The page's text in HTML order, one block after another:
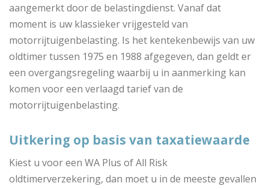
aangemerkt door de belastingdienst. Vanaf dat
moment is uw klassieker vrijgesteld van
motorrijtuigenbelasting. Is het kentekenbewijs van uw
oldtimer tussen 1975 en 1988 afgegeven, dan geldt er
een overgangsregeling waarbij u in aanmerking kan
komen voor een verlaagd tarief van de
motorrijtuigenbelasting.
Uitkering op basis van taxatiewaarde
Kiest u voor een WA Plus of All Risk
oldtimerverzekering, dan moet u in de meeste gevallen